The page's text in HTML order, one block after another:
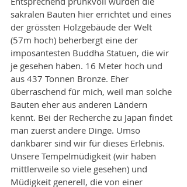
sakralen Bauten hier errichtet und eines
der grössten Holzgebäude der Welt
(57m hoch) beherbergt eine der
imposantesten Buddha Statuen, die wir
je gesehen haben. 16 Meter hoch und
aus 437 Tonnen Bronze. Eher
überraschend für mich, weil man solche
Bauten eher aus anderen Ländern
kennt. Bei der Recherche zu Japan findet
man zuerst andere Dinge. Umso
dankbarer sind wir für dieses Erlebnis.
Unsere Tempelmüdigkeit (wir haben
mittlerweile so viele gesehen) und
Müdigkeit generell, die von einer